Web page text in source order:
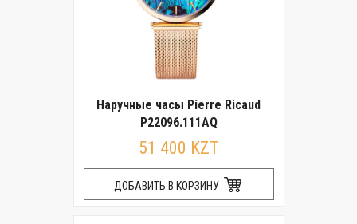
Наручные часы Pierre Ricaud
P22096.111AQ
51 400 KZT
ДОБАВИТЬ В КОРЗИНУ